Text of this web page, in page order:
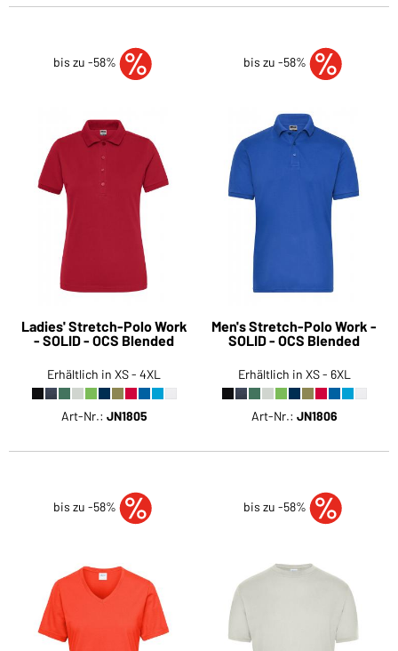
bis zu -58%
Ladies' Stretch-Polo Work
- SOLID - OCS Blended
Erhältlich in XS - 4XL
Art-Nr.: JN1805
bis zu -58%
Men's Stretch-Polo Work -
SOLID - OCS Blended
Erhältlich in XS - 6XL
Art-Nr.: JN1806
bis zu -58% bis zu -58%